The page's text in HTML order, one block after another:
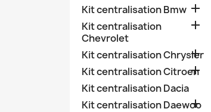
Kit centralisation Bmw 
Kit centralisation
Chevrolet

Kit centralisation Chrysler

Kit centralisation Citroen

Kit centralisation Dacia
Kit centralisation Daewoo
